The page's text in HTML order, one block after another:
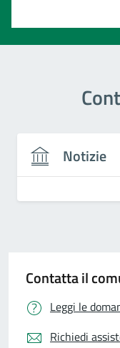
Notizie
Contatta il
Leggi le
Richiedi